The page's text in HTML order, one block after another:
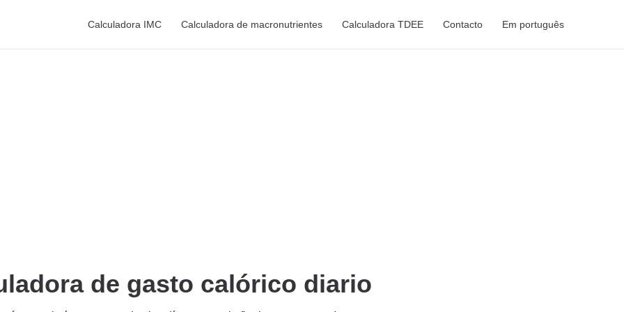
Calculadora IMC Calculadora de macronutrientes Calculadora TDEE Contacto Em português
de gasto calórico diario